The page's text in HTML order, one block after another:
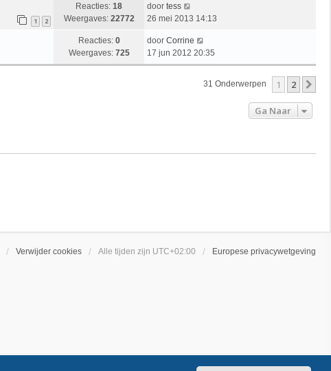
1 2
Reacties: 18
Weergaves: 22772
door tess
26 mei 2013 14:13
Reacties: 0
Weergaves: 725
door Corrine
17 jun 2012 20:35
31 Onderwerpen 1 2
Ga Naar
Verwijder cookies Alle tijden zijn UTC+02:00 Europese privacywetgeving